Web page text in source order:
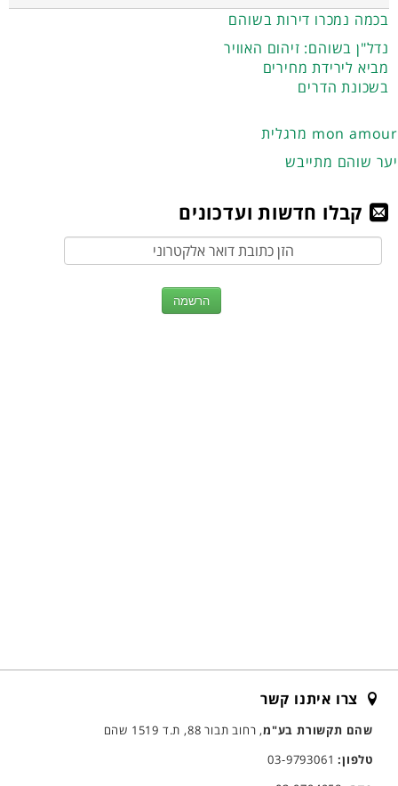
בכמה נמכרו דירות בשוהם
נדל"ן בשוהם: זיהום האוויר
מביא לירידת מחירים
בשכונת הדרים
מרגלית mon amour
יער שוהם מתייבש
קבלו חדשות ועדכונים
צרו איתנו קשר
שהם תקשורת בע"מ, רחוב תבור 88, ת.ד 1519 שהם
טלפון:03-9793061